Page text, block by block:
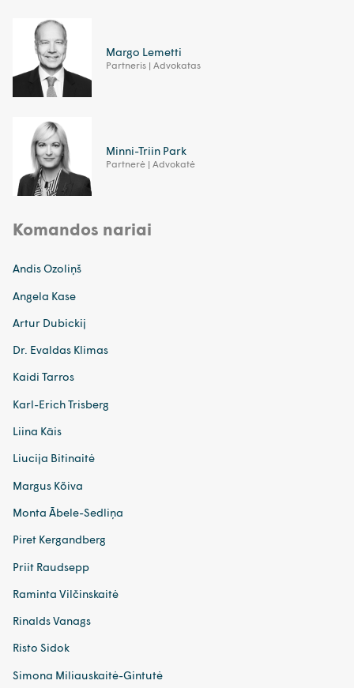
Margo Lemetti
Partneris | Advokatas
Minni-Triin Park
Partnerė | Advokatė
Komandos nariai
Andis Ozoliņš
Angela Kase
Artur Dubickij
Dr. Evaldas Klimas
Kaidi Tarros
Karl-Erich Trisberg
Liina Käis
Liucija Bitinaitė
Margus Kõiva
Monta Ābele-Sedliņa
Piret Kergandberg
Priit Raudsepp
Raminta Vilčinskaitė
Rinalds Vanags
Risto Sidok
Simona Miliauskaitė-Gintutė